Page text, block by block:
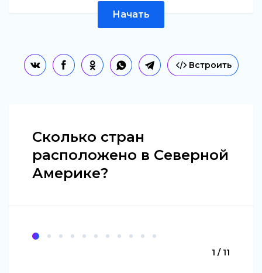
Начать
Встроить
Сколько стран
расположено в Северной
Америке?
1 / 11